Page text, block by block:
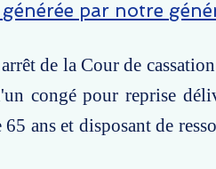
par notre
de la Cour de
congé pour reprise
65 ans et disposant de